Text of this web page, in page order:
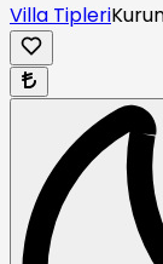
Villa Tipleri